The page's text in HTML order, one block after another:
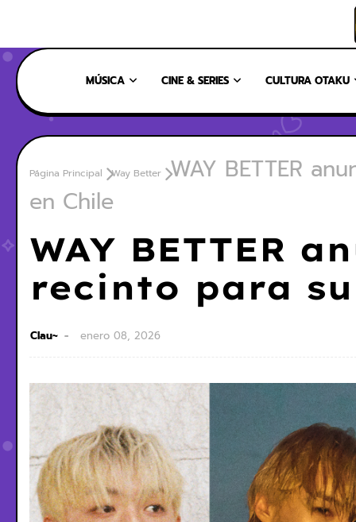
MÚSICA CINE & SERIES CULTURA OTAKU
Página Principal Way Better
WAY BETTER
en Chile
WAY BETTER
recinto para
Clau~ enero 08, 2026